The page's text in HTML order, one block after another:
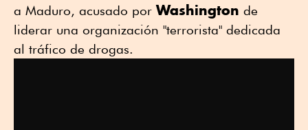
a Maduro, acusado porWashington de
liderar una organización "terrorista" dedicada
al tráfico de drogas.